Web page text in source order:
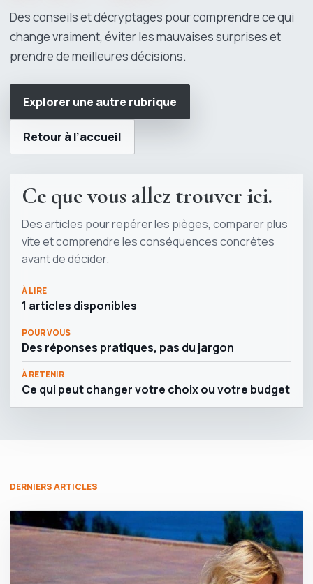
Des conseils et décryptages pour comprendre ce qui
change vraiment, éviter les mauvaises surprises et
prendre de meilleures décisions.
Explorer une autre rubrique
Retour à l’accueil
Ce que vous allez trouver ici.
Des articles pour repérer les pièges, comparer plus
vite et comprendre les conséquences concrètes
avant de décider.
À LIRE
1 articles disponibles
POUR VOUS
Des réponses pratiques, pas du jargon
À RETENIR
Ce qui peut changer votre choix ou votre budget
DERNIERS ARTICLES